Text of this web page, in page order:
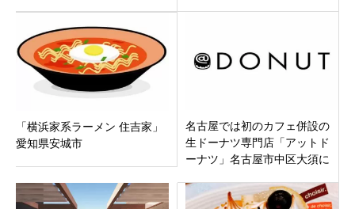
「横浜家系ラーメン 住吉家」
愛知県安城市
名古屋では初のカフェ併設の
生ドーナツ専門店「アットド
ーナツ」名古屋市中区大須に